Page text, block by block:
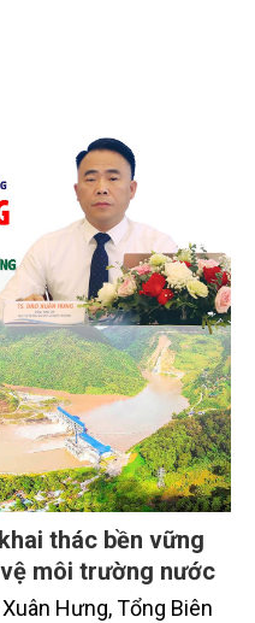
thác bền vững
môi trường nước
Hưng, Tổng Biên